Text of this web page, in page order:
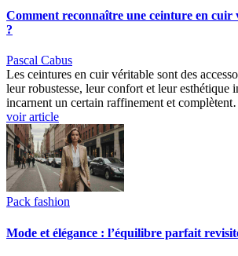
Comment reconnaître une ceinture en cuir
?
Pascal Cabus
Les ceintures en cuir véritable sont des
leur robustesse, leur confort et leur esthétique
incarnent un certain raffinement et
voir article
Pack fashion
Mode et élégance : l’équilibre parfait